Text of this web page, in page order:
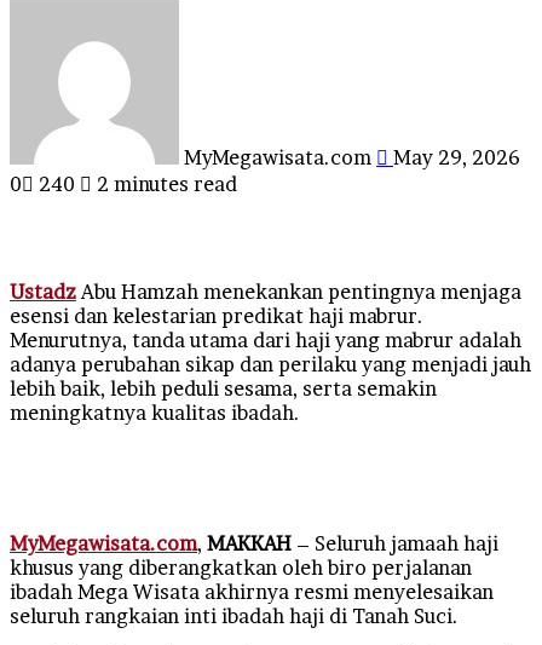
MyMegawisata.com
May 29, 2026
0
240 2 minutes read
Ustadz Abu Hamzah menekankan pentingnya menjaga
esensi dan kelestarian predikat haji mabrur.
Menurutnya, tanda utama dari haji yang mabrur adalah
adanya perubahan sikap dan perilaku yang menjadi jauh
lebih baik, lebih peduli sesama, serta semakin
meningkatnya kualitas ibadah.
MyMegawisata.com, MAKKAH – Seluruh jamaah haji
khusus yang diberangkatkan oleh biro perjalanan
ibadah Mega Wisata akhirnya resmi menyelesaikan
seluruh rangkaian inti ibadah haji di Tanah Suci.